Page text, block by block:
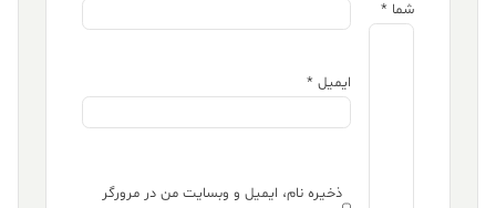
شما *
ایمیل *
ذخیره نام، ایمیل و وبسایت من در مرورگر